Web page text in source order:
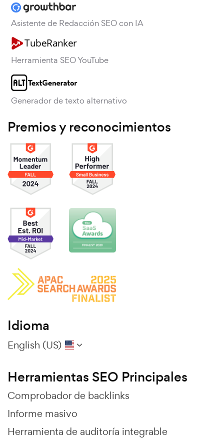
Asistente de Redacción SEO con IA
Herramienta SEO YouTube
Generador de texto alternativo
Premios y reconocimientos
Idioma
English (US)
Herramientas SEO Principales
Comprobador de backlinks
Informe masivo
Herramienta de auditoría integrable